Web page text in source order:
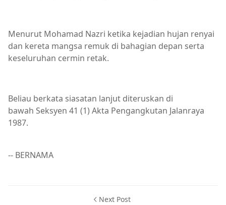
Menurut Mohamad Nazri ketika kejadian hujan renyai
dan kereta mangsa remuk di bahagian depan serta
keseluruhan cermin retak.
Beliau berkata siasatan lanjut diteruskan di
bawah Seksyen 41 (1) Akta Pengangkutan Jalanraya
1987.
-- BERNAMA
Next Post